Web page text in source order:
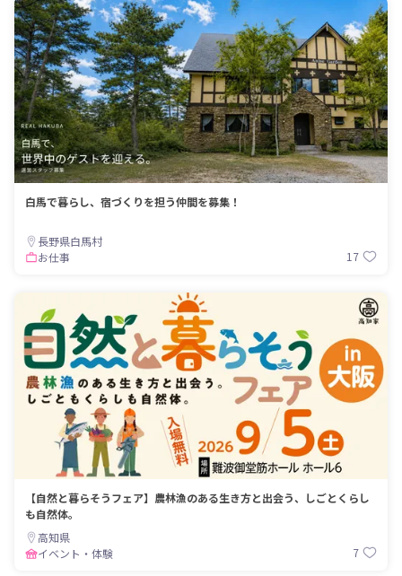
白馬で暮らし、宿づくりを担う仲間を募集！
長野県白馬村
お仕事
17
【自然と暮らそうフェア】農林漁のある生き方と出会う、しごとくらし
も自然体。
高知県
イベント・体験
7